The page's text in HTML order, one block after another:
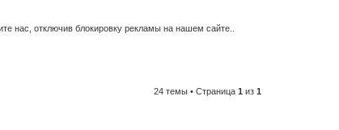
нас, отключив блокировку рекламы на нашем сайте..
24 темы • Страница 1 из 1